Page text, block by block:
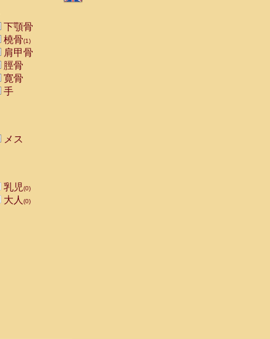
下顎骨
橈骨(1)
肩甲骨
脛骨
寛骨
手
メス
乳児(0)
大人 (0)